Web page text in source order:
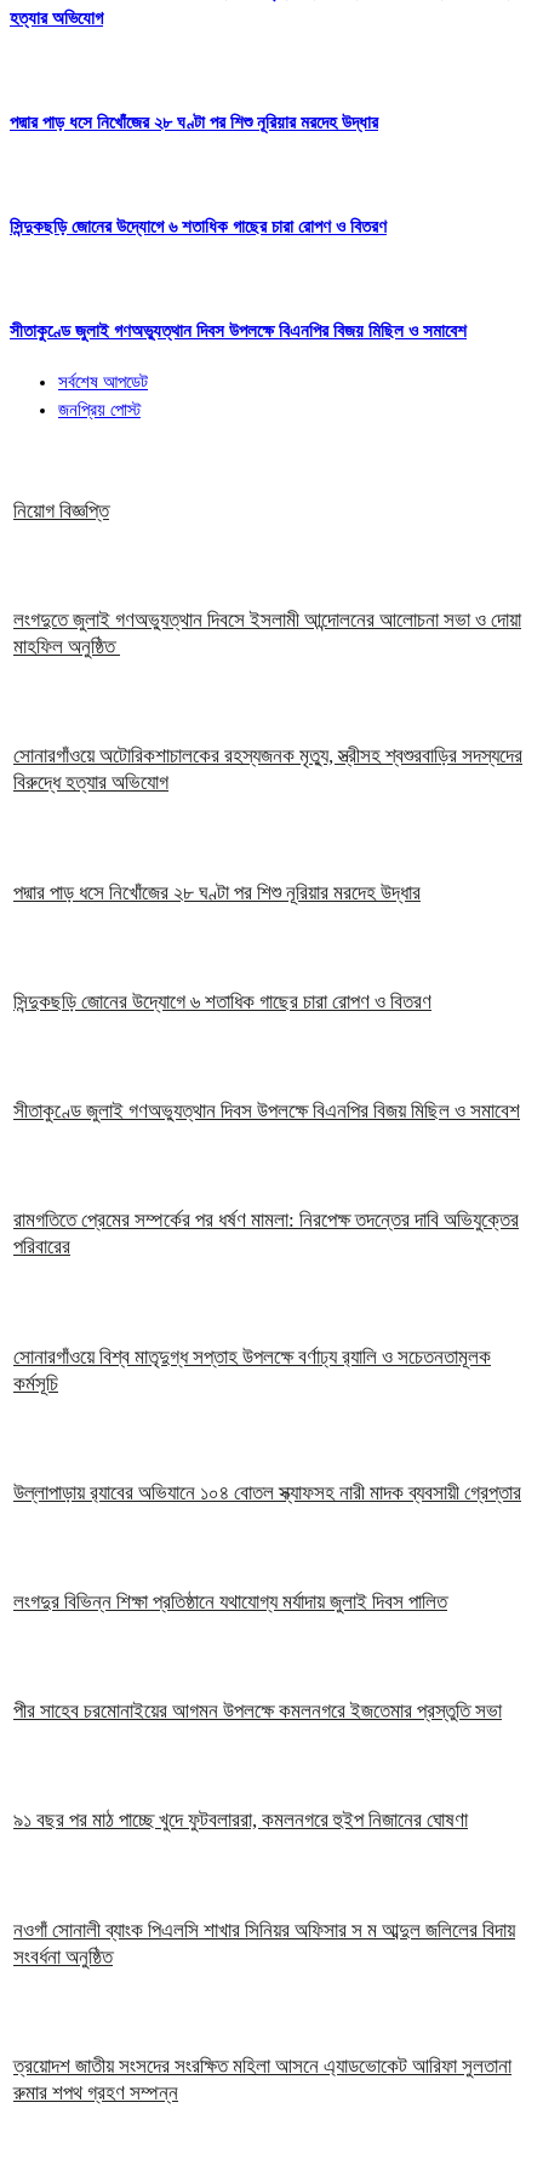
হত্যার অভিযোগ
পদ্মার পাড় ধসে নিখোঁজের ২৮ ঘণ্টা পর শিশু নূরিয়ার মরদেহ উদ্ধার
সিন্দুকছড়ি জোনের উদ্যোগে ৬ শতাধিক গাছের চারা রোপণ ও বিতরণ
সীতাকুণ্ডে জুলাই গণঅভ্যুত্থান দিবস উপলক্ষে বিএনপির বিজয় মিছিল ও সমাবেশ
সর্বশেষ আপডেট
জনপ্রিয় পোস্ট
নিয়োগ বিজ্ঞপ্তি
লংগদুতে জুলাই গণঅভ্যুত্থান দিবসে ইসলামী আন্দোলনের আলোচনা সভা ও দোয়া
মাহফিল অনুষ্ঠিত
সোনারগাঁওয়ে অটোরিকশাচালকের রহস্যজনক মৃত্যু, স্ত্রীসহ শ্বশুরবাড়ির সদস্যদের
বিরুদ্ধে হত্যার অভিযোগ
পদ্মার পাড় ধসে নিখোঁজের ২৮ ঘণ্টা পর শিশু নূরিয়ার মরদেহ উদ্ধার
সিন্দুকছড়ি জোনের উদ্যোগে ৬ শতাধিক গাছের চারা রোপণ ও বিতরণ
সীতাকুণ্ডে জুলাই গণঅভ্যুত্থান দিবস উপলক্ষে বিএনপির বিজয় মিছিল ও সমাবেশ
রামগতিতে প্রেমের সম্পর্কের পর ধর্ষণ মামলা: নিরপেক্ষ তদন্তের দাবি অভিযুক্তের
পরিবারের
সোনারগাঁওয়ে বিশ্ব মাতৃদুগ্ধ সপ্তাহ উপলক্ষে বর্ণাঢ্য র‍্যালি ও সচেতনতামূলক
কর্মসূচি
উল্লাপাড়ায় র‌্যাবের অভিযানে ১০৪ বোতল স্ক্যাফসহ নারী মাদক ব্যবসায়ী গ্রেপ্তার
লংগদুর বিভিন্ন শিক্ষা প্রতিষ্ঠানে যথাযোগ্য মর্যাদায় জুলাই দিবস পালিত
পীর সাহেব চরমোনাইয়ের আগমন উপলক্ষে কমলনগরে ইজতেমার প্রস্তুতি সভা
৯১ বছর পর মাঠ পাচ্ছে খুদে ফুটবলাররা, কমলনগরে হুইপ নিজানের ঘোষণা
নওগাঁ সোনালী ব্যাংক পিএলসি শাখার সিনিয়র অফিসার স ম আব্দুল জলিলের বিদায়
সংবর্ধনা অনুষ্ঠিত
ত্রয়োদশ জাতীয় সংসদের সংরক্ষিত মহিলা আসনে এ্যাডভোকেট আরিফা সুলতানা
রুমার শপথ গ্রহণ সম্পন্ন